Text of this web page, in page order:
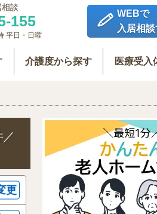
談
155
平日・日曜
WEBで
入居相
介護度から探す 医療受入
更